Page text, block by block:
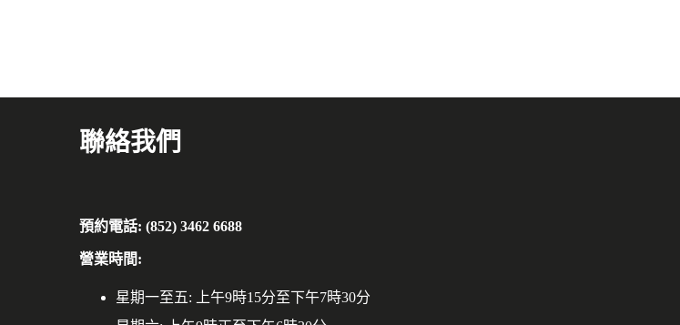
聯絡我們
預約電話: (852) 3462 6688
營業時間:
星期一至五: 上午9時15分至下午7時30分